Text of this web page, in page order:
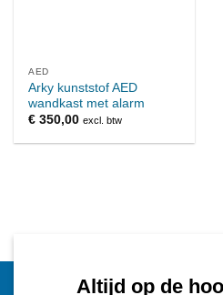
AED
Arky kunststof AED
wandkast met alarm
€ 350,00 excl. btw
Altijd op de